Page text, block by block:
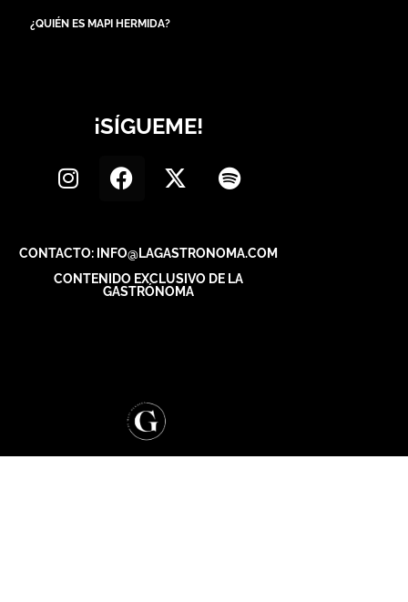
¿QUIÉN ES MAPI HERMIDA?
¡SÍGUEME!
CONTACTO: INFO@LAGASTRONOMA.COM
CONTENIDO EXCLUSIVO DE LA
GASTRÓNOMA